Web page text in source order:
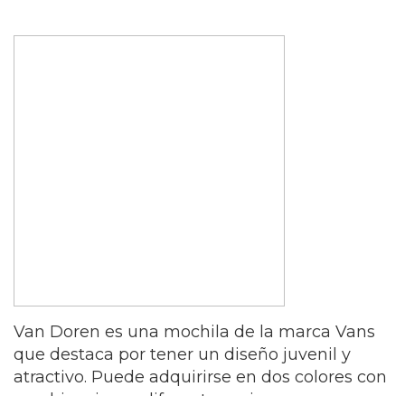
Van Doren es una mochila de la marca Vans
que destaca por tener un diseño juvenil y
atractivo. Puede adquirirse en dos colores con